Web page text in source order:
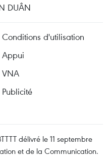
DUÂN
Conditions d'utilisation
Appui
VNA
Publicité
délivré le 11 septembre
et de la Communication.